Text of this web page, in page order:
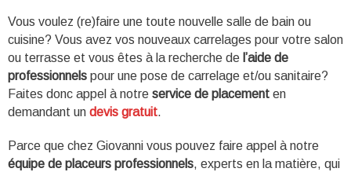
Vous voulez (re)faire une toute nouvelle salle de bain ou
cuisine? Vous avez vos nouveaux carrelages pour votre salon
ou terrasse et vous êtes à la recherche de l’aide de
professionnels pour une pose de carrelage et/ou sanitaire?
Faites donc appel à notre service de placement en
demandant un devis gratuit.
Parce que chez Giovanni vous pouvez faire appel à notre
équipe de placeurs professionnels, experts en la matière, qui